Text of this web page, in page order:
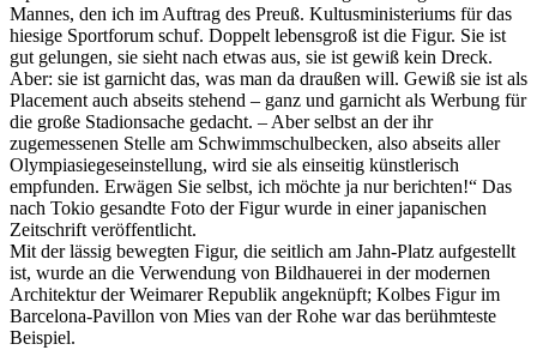
Mannes, den ich im Auftrag des Preuß. Kultusministeriums für das
hiesige Sportforum schuf. Doppelt lebensgroß ist die Figur. Sie ist
gut gelungen, sie sieht nach etwas aus, sie ist gewiß kein Dreck.
Aber: sie ist garnicht das, was man da draußen will. Gewiß sie ist als
Placement auch abseits stehend – ganz und garnicht als Werbung für
die große Stadionsache gedacht. – Aber selbst an der ihr
zugemessenen Stelle am Schwimmschulbecken, also abseits aller
Olympiasiegeseinstellung, wird sie als einseitig künstlerisch
empfunden. Erwägen Sie selbst, ich möchte ja nur berichten!“ Das
nach Tokio gesandte Foto der Figur wurde in einer japanischen
Zeitschrift veröffentlicht.
Mit der lässig bewegten Figur, die seitlich am Jahn-Platz aufgestellt
ist, wurde an die Verwendung von Bildhauerei in der modernen
Architektur der Weimarer Republik angeknüpft; Kolbes Figur im
Barcelona-Pavillon von Mies van der Rohe war das berühmteste
Beispiel.